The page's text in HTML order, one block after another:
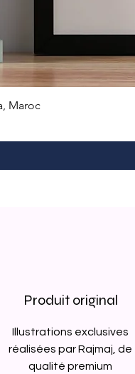
Maroc
Produit original
Illustrations exclusives
réalisées par Rajmaj, de
qualité premium